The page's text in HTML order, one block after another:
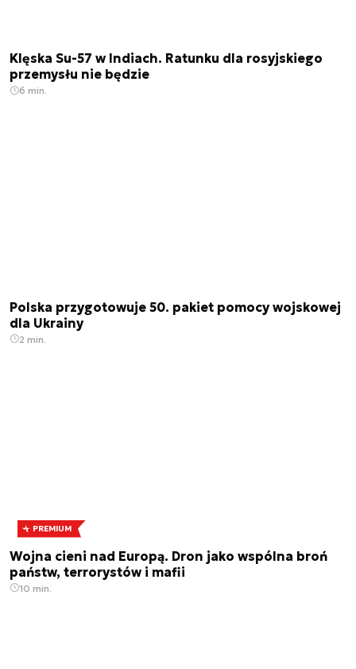
Klęska Su-57 w Indiach. Ratunku dla rosyjskiego
przemysłu nie będzie
6 min.
Polska przygotowuje 50. pakiet pomocy wojskowej
dla Ukrainy
2 min.
PREMIUM
Wojna cieni nad Europą. Dron jako wspólna broń
państw, terrorystów i mafii
10 min.